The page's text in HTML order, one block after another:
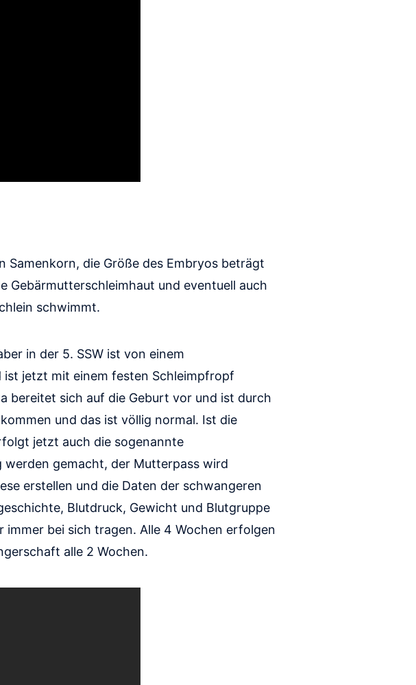
die Größe des Embryos beträgt
Gebärmutterschleimhaut und eventuell auch
schwimmt.
in der 5. SSW ist von einem
jetzt mit einem festen Schleimpfropf
bereitet sich auf die Geburt vor und ist durch
und das ist völlig normal. Ist die
jetzt auch die sogenannte
werden gemacht, der Mutterpass wird
erstellen und die Daten der schwangeren
Blutdruck, Gewicht und Blutgruppe
immer bei sich tragen. Alle 4 Wochen erfolgen
alle 2 Wochen.